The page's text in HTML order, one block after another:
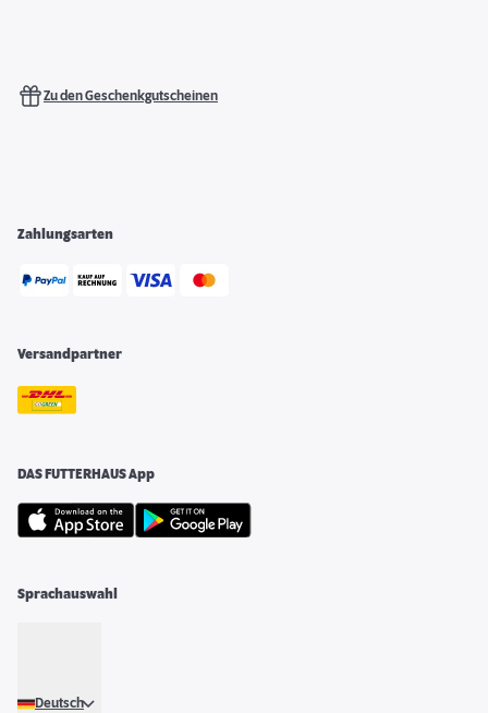
Zu den Geschenkgutscheinen
Zahlungsarten
Versandpartner
DAS FUTTERHAUS App
Sprachauswahl
Deutsch